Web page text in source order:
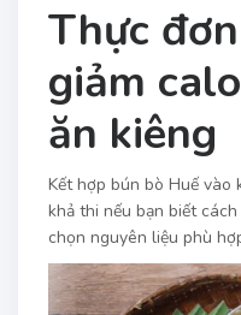
Thực
giảm
ăn kiêng
Kết hợp bún bò Huế vào
khả thi nếu bạn biết
chọn nguyên liệu phù